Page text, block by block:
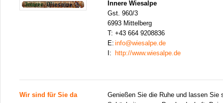
Innere Wiesalpe
Gst. 960/3
6993 Mittelberg
T: +43 664 9208836
E: info@wiesalpe.de
I:
http://www.wiesalpe.de
Wir sind für Sie da
Genießen Sie die Ruhe und lassen Sie